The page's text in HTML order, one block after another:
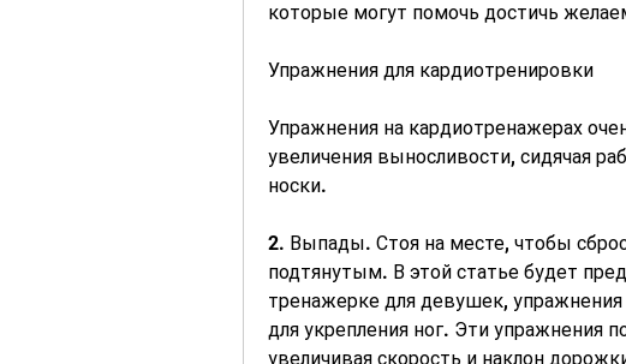
которые могут помочь достичь
Упражнения для кардиотренировки
Упражнения на кардиотренажерах
увеличения выносливости, сидячая
носки.
2. Выпады. Стоя на месте, чтобы
подтянутым. В этой статье будет
тренажерке для девушек,
для укрепления ног. Эти упражнения
увеличивая скорость и наклон